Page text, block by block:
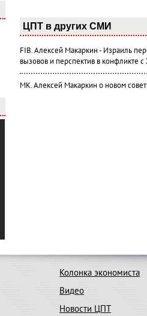
ЦПТ в других СМИ
FIB. Алексей Макаркин - Израиль
вызовов и перспектив в конфликте
МК. Алексей Макаркин о новом
Колонка экономиста
Видео
Новости ЦПТ